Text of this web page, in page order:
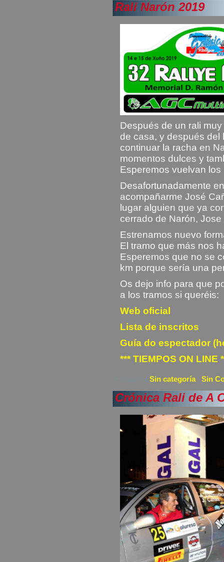
Rali Narón 2019
Después de un rali
de casa, y después del
continuar la racha en
momentos dulces y
Esperemos vuelvan los
Desafortunadamente
acompañarme José
lugar alguien que ya
cerrado de Narón, Jose
Estrenamos nuevo
El tramo que más nos
Esperemos que no se
km porque sería una
Os dejo info para que
a los tramos si queréis:
Web oficial
Lista de inscritos
Guía do espectador
*** TIEMPOS ON LINE
Sin categoría Sin
Crónica Rali de A